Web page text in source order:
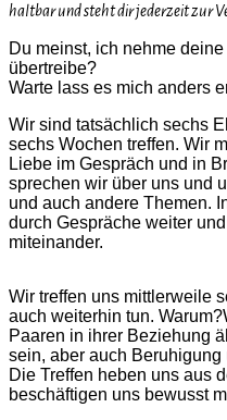
haltbar und steht dir jederzeit zur
Du meinst, ich nehme
übertreibe?
Warte lass es mich anders
Wir sind tatsächlich sechs
sechs Wochen treffen. Wir
Liebe im Gespräch und in
sprechen wir über uns und
und auch andere Themen.
durch Gespräche weiter
miteinander.
Wir treffen uns mittlerweile
auch weiterhin tun.
Paaren in ihrer Beziehung
sein, aber auch
Die Treffen heben uns aus
beschäftigen uns bewusst